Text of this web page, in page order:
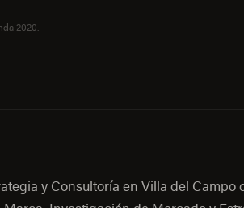
2020.
y Consultoría en Villa del Campo